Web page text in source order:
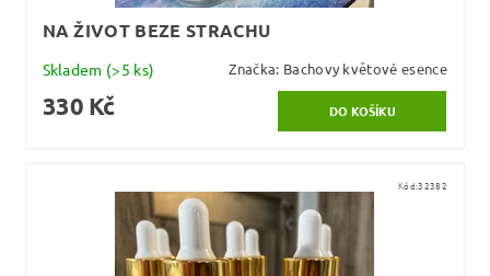
NA ŽIVOT BEZE STRACHU
Skladem (>5 ks) Značka: Bachovy květové esence
330 Kč
Kód:32382